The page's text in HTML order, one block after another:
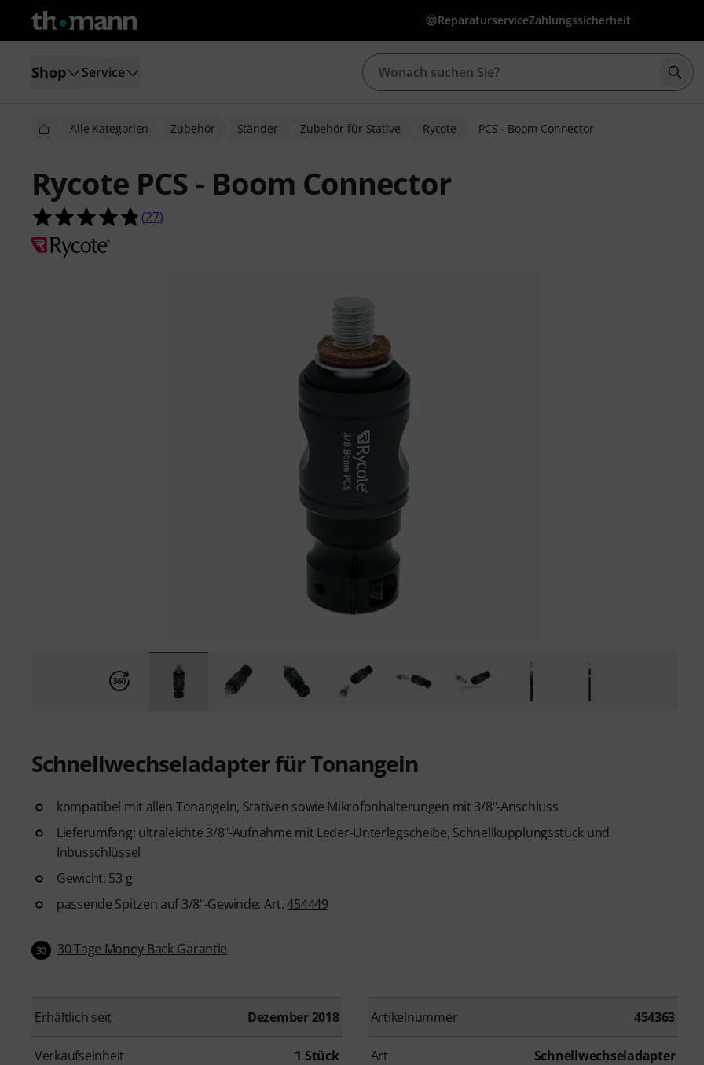
ReparaturserviceZahlungssicherheit
Shop Service
Alle Kategorien Zubehör Ständer Zubehör für Stative Rycote PCS - Boom Connector
Rycote PCS - Boom Connector
4.8 von 5 Sternen aus 27 Kundenbewertungen
(27)
Schnellwechseladapter für Tonangeln
kompatibel mit allen Tonangeln, Stativen sowie Mikrofonhalterungen mit 3/8"-Anschluss
Lieferumfang: ultraleichte 3/8"-Aufnahme mit Leder-Unterlegscheibe, Schnellkupplungsstück und
Inbusschlüssel
Gewicht: 53 g
passende Spitzen auf 3/8"-Gewinde: Art.454449
30 30 Tage Money-Back-Garantie
Erhältlich seit Dezember 2018 Artikelnummer 454363
Verkaufseinheit 1 Stück Art Schnellwechseladapter